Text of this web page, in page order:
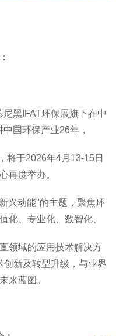
尼黑IFAT环保展旗下在中
国环保产业26年，
将于2026年4月13-15日
再度举办。
兴动能"的主题，聚焦环
化、专业化、数智化、
领域的应用技术解决方
新及转型升级，与业界
来蓝图。